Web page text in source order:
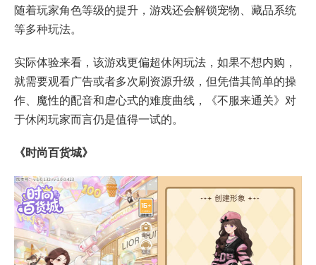
随着玩家角色等级的提升，游戏还会解锁宠物、藏品系统
等多种玩法。
实际体验来看，该游戏更偏超休闲玩法，如果不想内购，
就需要观看广告或者多次刷资源升级，但凭借其简单的操
作、魔性的配音和虐心式的难度曲线，《不服来通关》对
于休闲玩家而言仍是值得一试的。
《时尚百货城》